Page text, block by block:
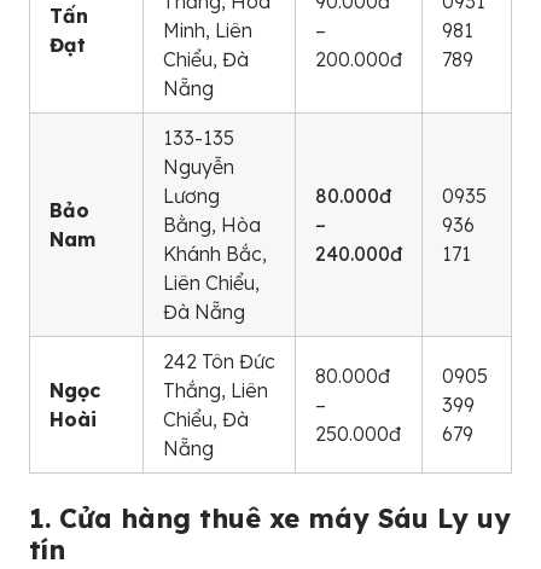
Tấn
Đạt
Minh, Liên
Chiểu, Đà
Nẵng
–
200.000đ
981
789
Bảo
Nam
133-135
Nguyễn
Lương
Bằng, Hòa
Khánh Bắc,
Liên Chiểu,
Đà Nẵng
80.000đ
–
240.000đ
0935
936
171
Ngọc
Hoài
242 Tôn Đức
Thắng, Liên
Chiểu, Đà
Nẵng
80.000đ
–
250.000đ
0905
399
679
1. Cửa hàng thuê xe máy Sáu Ly uy
tín